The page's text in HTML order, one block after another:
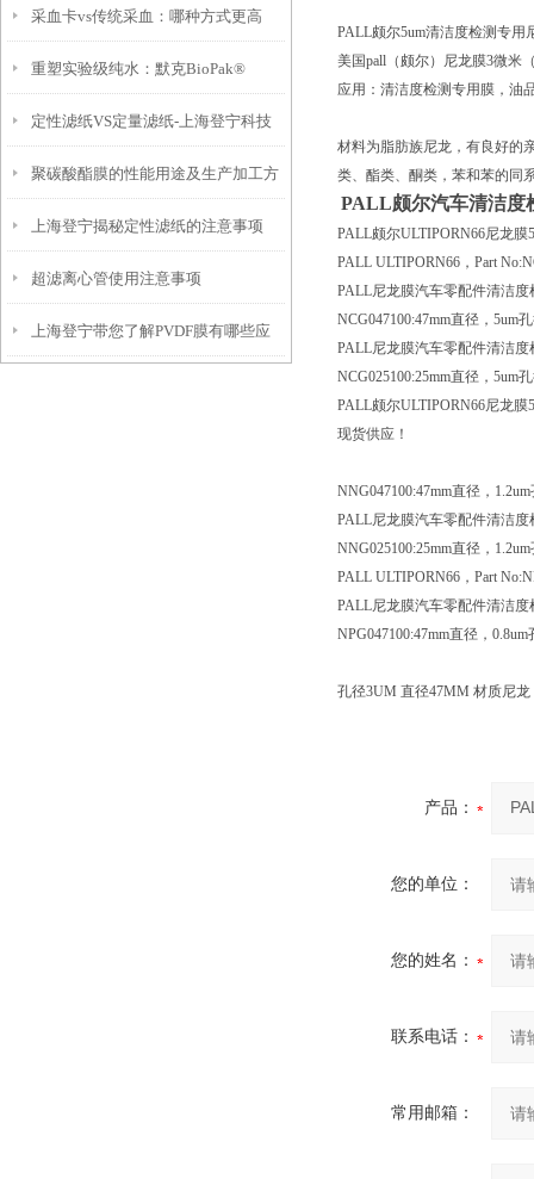
采血卡vs传统采血：哪种方式更高
效？
重塑实验级纯水：默克BioPak®
CDUFBI0A1超滤纯化柱
定性滤纸VS定量滤纸-上海登宁科技
有限公司
聚碳酸酯膜的性能用途及生产加工方
式说明
上海登宁揭秘定性滤纸的注意事项
超滤离心管使用注意事项
上海登宁带您了解PVDF膜有哪些应
PALL颇尔5um清洁度检测专用
美国pall（颇尔）尼龙膜3微米
应用：清洁度检测专用膜，油
材料为脂肪族尼龙，有良好的
类、酯类、酮类，苯和苯的同
PALL颇尔汽车清洁度
PALL颇尔ULTIPORN66尼龙膜
PALL ULTIPORN66，Part
PALL尼龙膜汽车零配件清洁度
NCG047100:47mm直径，5um
PALL尼龙膜汽车零配件清洁度
NCG025100:25mm直径，5um
PALL颇尔ULTIPORN66尼龙膜
现货供应！
NNG047100:47mm直径，
PALL尼龙膜汽车零配件清洁度
NNG025100:25mm直径，
PALL ULTIPORN66，Part
PALL尼龙膜汽车零配件清洁度
NPG047100:47mm直径，
孔径3UM 直径47MM 材质尼
产品：
您的单位：
您的姓名：
联系电话：
常用邮箱：